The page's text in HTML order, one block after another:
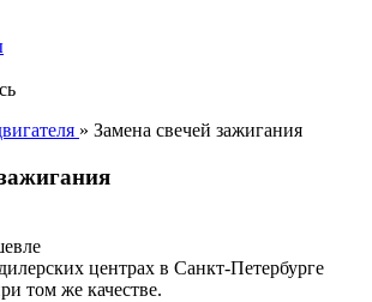
» Замена свечей зажигания
центрах в Санкт-Петербурге
том же качестве.